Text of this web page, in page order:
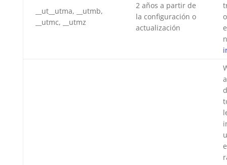
__ut__utma, __utmb,
__utmc, __utmz
2 años a partir de
la configuración o
actualización